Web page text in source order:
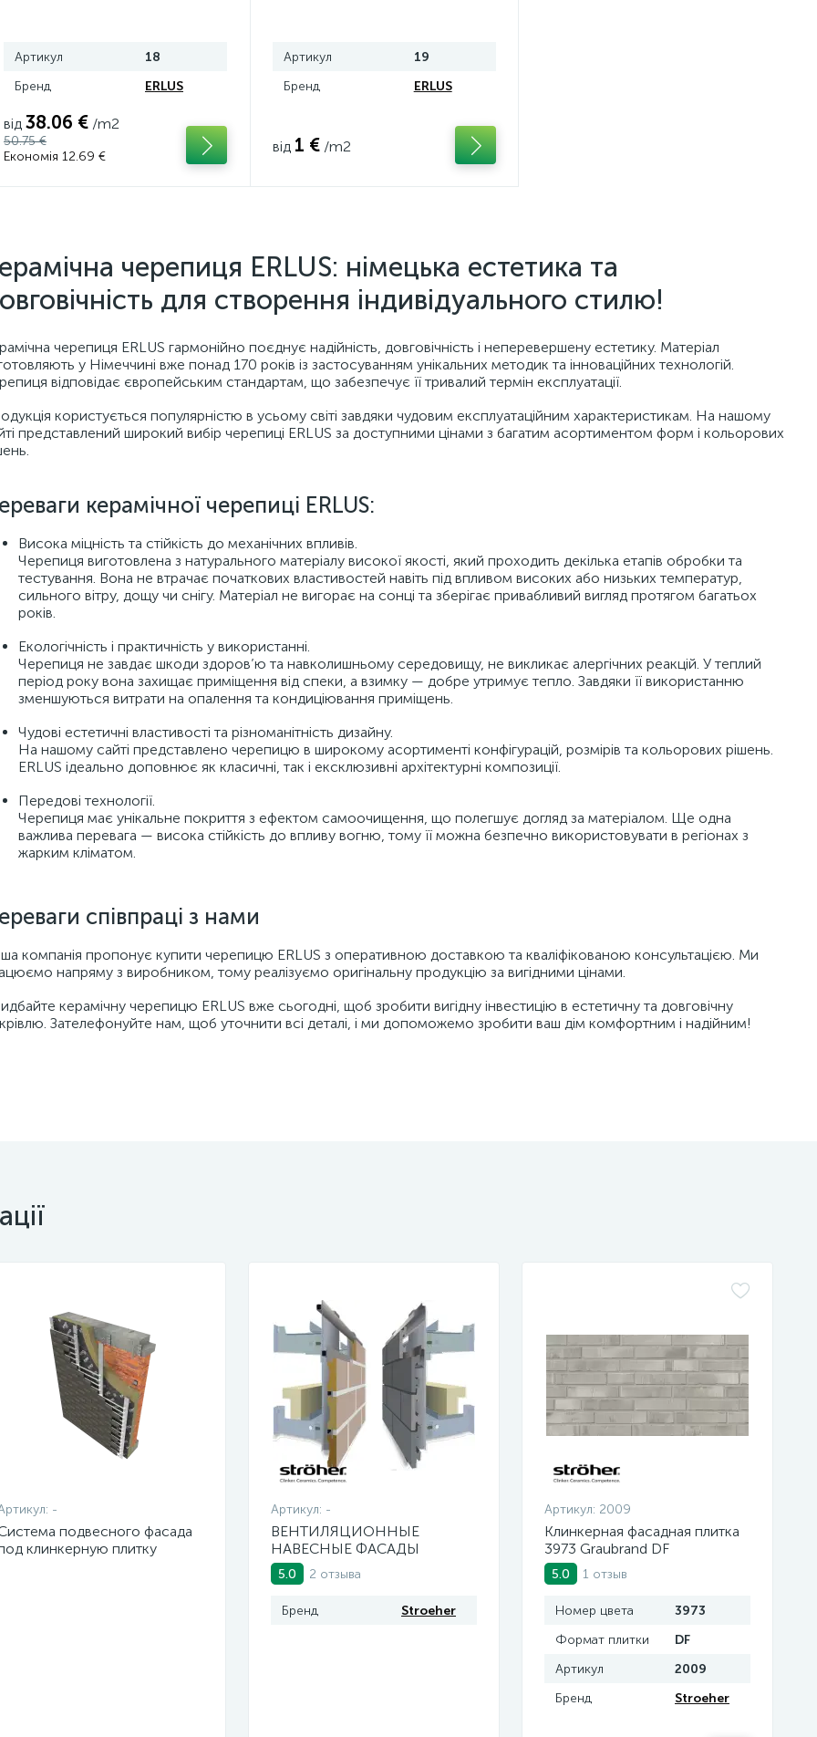
Артикул
18
Бренд
ERLUS
від 38.06 € /m2
50.75 €
Економія 12.69 €
Артикул
19
Бренд
ERLUS
від 1 € /m2
черепиця ERLUS: німецька естетика та
для створення індивідуального стилю!
черепиця ERLUS гармонійно поєднує надійність, довговічність і неперевершену естетику. Матеріал
у Німеччині вже понад 170 років із застосуванням унікальних методик та інноваційних технологій.
відповідає європейським стандартам, що забезпечує її тривалий термін експлуатації.
користується популярністю в усьому світі завдяки чудовим експлуатаційним характеристикам. На нашому
представлений широкий вибір черепиці ERLUS за доступними цінами з багатим асортиментом форм і кольорових
керамічної черепиці ERLUS:
Висока міцність та стійкість до механічних впливів.
Черепиця виготовлена з натурального матеріалу високої якості, який проходить декілька етапів обробки та
тестування. Вона не втрачає початкових властивостей навіть під впливом високих або низьких температур,
сильного вітру, дощу чи снігу. Матеріал не вигорає на сонці та зберігає привабливий вигляд протягом багатьох
років.
Екологічність і практичність у використанні.
Черепиця не завдає шкоди здоров’ю та навколишньому середовищу, не викликає алергічних реакцій. У теплий
період року вона захищає приміщення від спеки, а взимку — добре утримує тепло. Завдяки її використанню
зменшуються витрати на опалення та кондиціювання приміщень.
Чудові естетичні властивості та різноманітність дизайну.
На нашому сайті представлено черепицю в широкому асортименті конфігурацій, розмірів та кольорових рішень.
ERLUS ідеально доповнює як класичні, так і ексклюзивні архітектурні композиції.
Передові технології.
Черепиця має унікальне покриття з ефектом самоочищення, що полегшує догляд за матеріалом. Ще одна
важлива перевага — висока стійкість до впливу вогню, тому її можна безпечно використовувати в регіонах з
жарким кліматом.
співпраці з нами
компанія пропонує купити черепицю ERLUS з оперативною доставкою та кваліфікованою консультацією. Ми
напряму з виробником, тому реалізуємо оригінальну продукцію за вигідними цінами.
керамічну черепицю ERLUS вже сьогодні, щоб зробити вигідну інвестицію в естетичну та довговічну
Зателефонуйте нам, щоб уточнити всі деталі, і ми допоможемо зробити ваш дім комфортним і надійним!
-
подвесного фасада
клинкерную плитку
Артикул: -
ВЕНТИЛЯЦИОННЫЕ
НАВЕСНЫЕ ФАСАДЫ
5.0 2 отзыва
Бренд Stroeher
Артикул: 2009
Клинкерная фасадная плитка
3973 Graubrand DF
5.0 1 отзыв
Номер цвета
3973
Формат плитки
DF
Артикул
2009
Бренд
Stroeher